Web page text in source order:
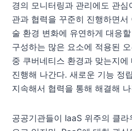
경의 모니터링과 관리에도 관심
관과 협력을 꾸준히 진행하면서
술 환경 변화에 유연하게 대응
구성하는 많은 요소에 적용된
중 쿠버네티스 환경과 맞는지에
진행해 나간다. 새로운 기능 정
지속해서 협력을 통해 해결해
공공기관들이 IaaS 위주의 클라